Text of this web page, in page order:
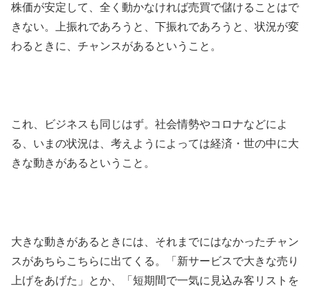
株価が安定して、全く動かなければ売買で儲けることはで
きない。上振れであろうと、下振れであろうと、状況が変
わるときに、チャンスがあるということ。
これ、ビジネスも同じはず。社会情勢やコロナなどによ
る、いまの状況は、考えようによっては経済・世の中に大
きな動きがあるということ。
大きな動きがあるときには、それまでにはなかったチャン
スがあちらこちらに出てくる。「新サービスで大きな売り
上げをあげた」とか、「短期間で一気に見込み客リストを